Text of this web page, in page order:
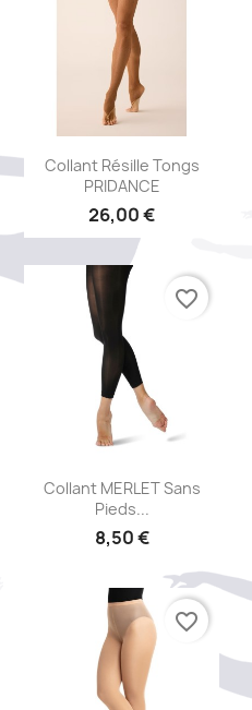
Aperçu rapide
Collant Résille Tongs
PRIDANCE
26,00 €
Aperçu rapide
Collant MERLET Sans
Pieds...
8,50 €
favorite_border
favorite_border